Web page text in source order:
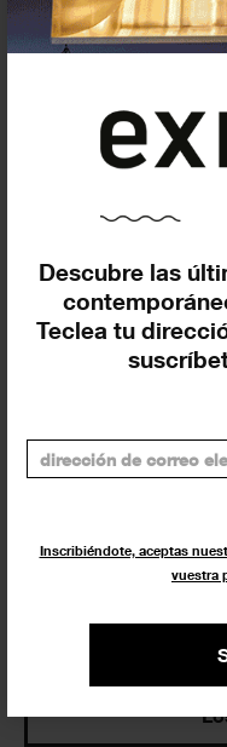
Descubre las
Teclea tu
Inscribiéndote, aceptas
vuestra
En
Pasados,